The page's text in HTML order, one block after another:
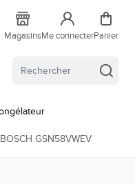
MagasinsMe connecterPanier
GSN58VWEV